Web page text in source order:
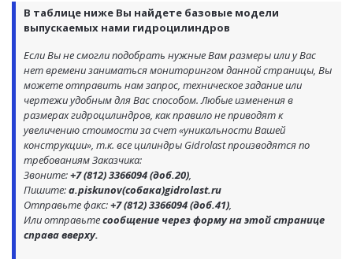
В таблице ниже Вы найдете базовые модели
выпускаемых нами гидроцилиндров
Если Вы не смогли подобрать нужные Вам размеры или у Вас
нет времени заниматься мониторингом данной страницы, Вы
можете отправить нам запрос, техническое задание или
чертежи удобным для Вас способом. Любые изменения в
размерах гидроцилиндров, как правило не приводят к
увеличению стоимости за счет «уникальности Вашей
конструкции», т.к. все цилиндры Gidrolast производятся по
требованиям Заказчика:
Звоните:+7 (812) 3366094 (доб.20),
Пишите:a.piskunov(собака)gidrolast.ru
Отправьте факс:+7 (812) 3366094 (доб.41),
Или отправьтесообщение через форму на этой странице
справа вверху.